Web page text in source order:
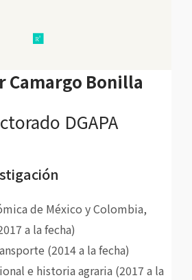
research
Camargo Bonilla
DGAPA
de México y Colombia,
a la fecha)
(2014 a la fecha)
e historia agraria (2017 a la